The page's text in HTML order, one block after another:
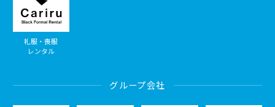
礼服・喪服
レンタル
グループ会社